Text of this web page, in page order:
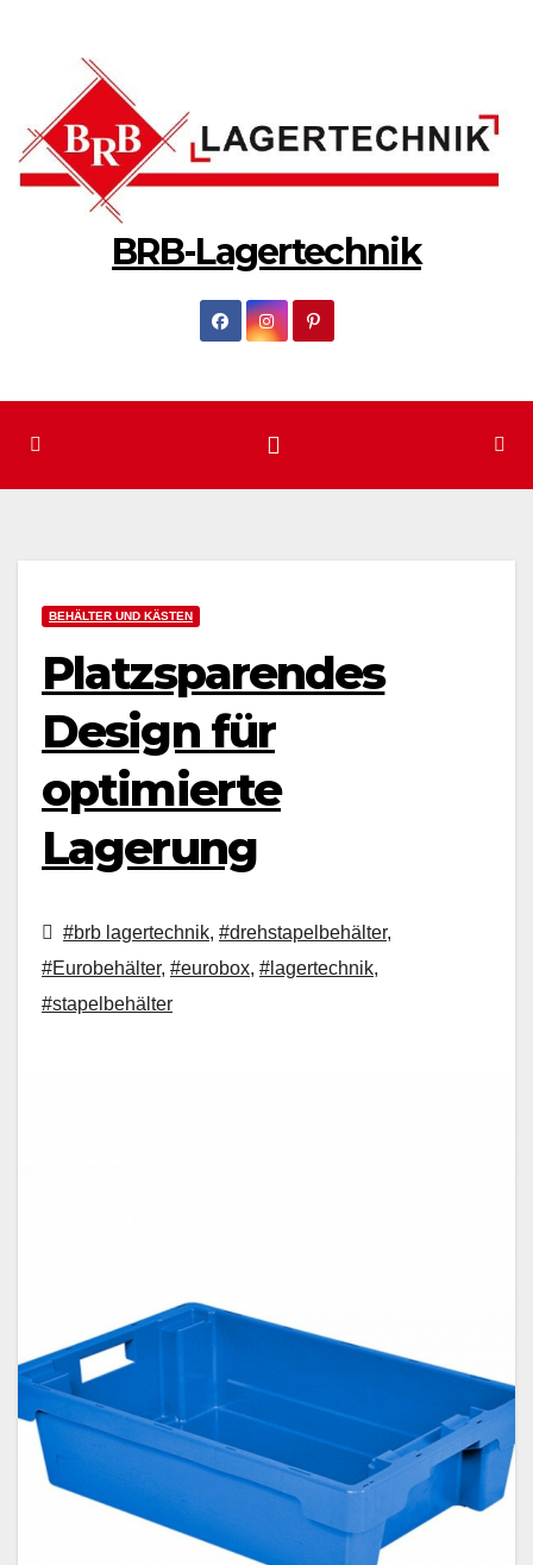
BRB-Lagertechnik
BEHÄLTER UND KÄSTEN
Platzsparendes
Design für
optimierte
Lagerung
#brb lagertechnik, #drehstapelbehälter,
#Eurobehälter, #eurobox, #lagertechnik,
#stapelbehälter